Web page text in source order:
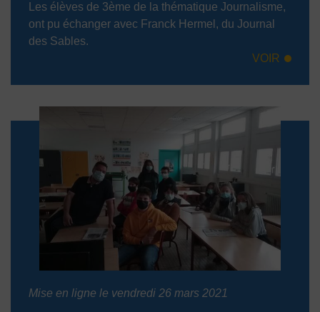
Les élèves de 3ème de la thématique Journalisme,
ont pu échanger avec Franck Hermel, du Journal
des Sables.
VOIR
Mise en ligne le vendredi 26 mars 2021